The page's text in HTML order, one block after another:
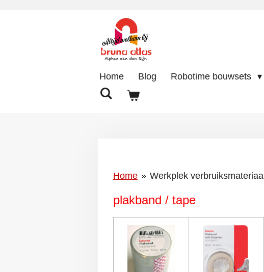
Home Blog Robotime bouwsets
Home » Werkplek verbruiksmateriaal
plakband / tape